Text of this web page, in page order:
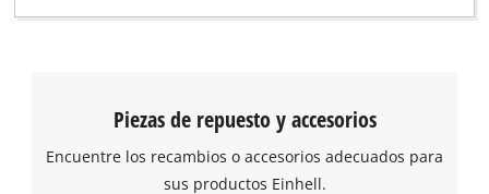
Management Platform
Piezas de repuesto y accesorios
Encuentre los recambios o accesorios adecuados para
sus productos Einhell.